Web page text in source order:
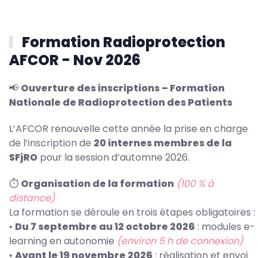
Formation Radioprotection
AFCOR - Nov 2026
📢 Ouverture des inscriptions – Formation
Nationale de Radioprotection des Patients
L’AFCOR renouvelle cette année la prise en charge
de l’inscription de 20 internes membres de la
SFjRO pour la session d’automne 2026.
⏱️ Organisation de la formation (100 % à
distance)
La formation se déroule en trois étapes obligatoires :
• Du 7 septembre au 12 octobre 2026 : modules e-
learning en autonomie (environ 5 h de connexion)